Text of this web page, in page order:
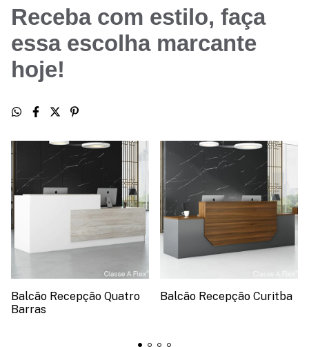
Receba com estilo, faça
essa escolha marcante
hoje!
Balcão Recepção Quatro
Barras
Balcão Recepção Curitba